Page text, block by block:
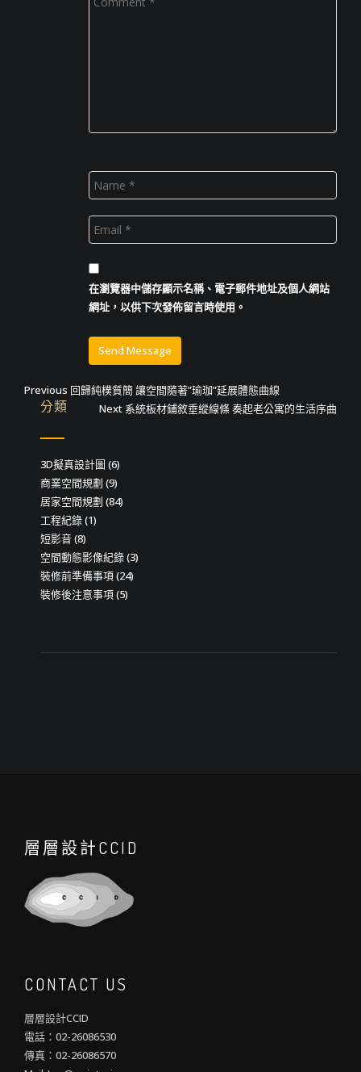
在瀏覽器中儲存顯示名稱、電子郵件地址及個人網站
網址，以供下次發佈留言時使用。
文
導
覽
Previous Previous
回歸純樸質簡 讓空間隨著”瑜珈”延展體態曲線
Next Next
系統板材鋪敘垂縱線條 奏起老公寓的生活序曲
分類
3D擬真設計圖 (6)
商業空間規劃 (9)
居家空間規劃 (84)
工程紀錄(1)
短影音(8)
空間動態影像紀錄(3)
裝修前準備事項(24)
裝修後注意事項(5)
層層設計CCID
CONTACT US
層層設計CCID
電話：02-26086530
傳真：02-26086570